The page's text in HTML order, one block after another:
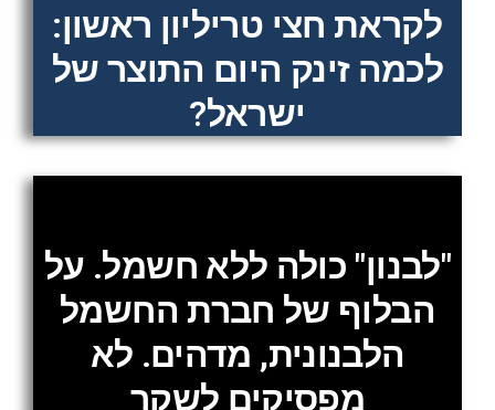
לקראת חצי טריליון ראשון:
לכמה זינק היום התוצר של
ישראל?
"לבנון" כולה ללא חשמל. על
הבלוף של חברת החשמל
הלבנונית, מדהים. לא
מפסיקים לשקר